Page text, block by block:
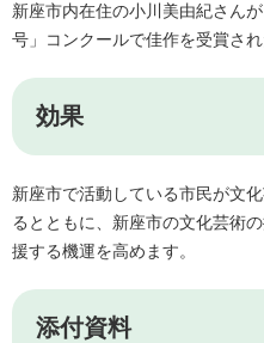
新座市内在住の小川美由紀さん
号」コンクールで佳作を受賞さ
効果
新座市で活動している市民が文
るとともに、新座市の文化芸術
援する機運を高めます。
添付資料